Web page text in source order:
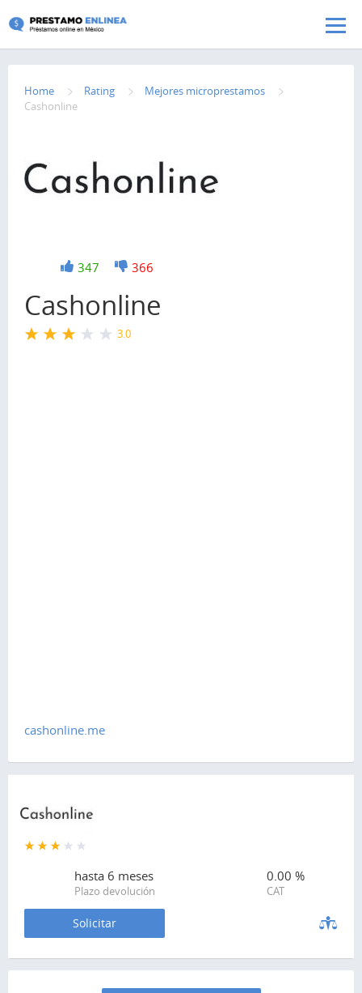
Pasar al contenido principal
Home Rating
Mejores microprestamos
Cashonline
+1 347 -1 366
Cashonline
3.0
cashonline.me
hasta 6 meses
Plazo devolución
0.00 %
CAT
Solicitar